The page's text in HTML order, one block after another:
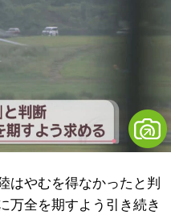
やむを得なかったと判
万全を期すよう引き続き